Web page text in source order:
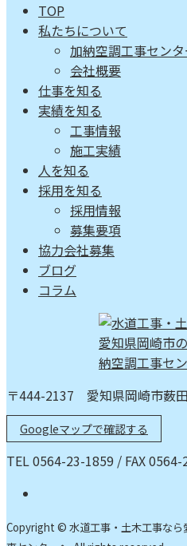
TOP
私たちについて
加納空調工事セン
会社概要
仕事を知る
実績を知る
工事情報
施工実績
人を知る
採用を知る
採用情報
募集要項
協力会社募集
ブログ
コラム
〒444-2137 愛知県岡崎市薮
Googleマップで確認する
TEL 0564-23-1859 / FAX
Copyright © 水道工事・土木工事なら